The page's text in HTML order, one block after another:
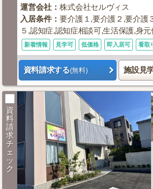
運営会社 ：株式会社セルヴィス
入居条件：要介護１,要介護２,要介護
５,認知症,認知症相談可,生活保護,身
新着情報 見学可 低価格 即入居可 看取
資料請求する(無料) 施設見
資
料
請
求
チ
ェ
ッ
ク